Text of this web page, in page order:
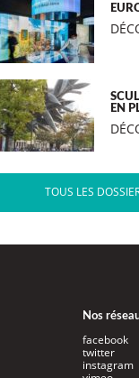
EN
TOUS LES
Nos
facebook
twitter
instagram